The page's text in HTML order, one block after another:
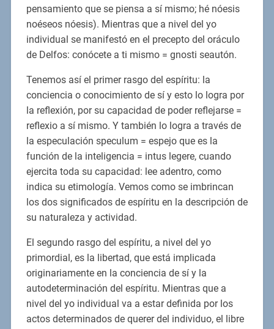
pensamiento que se piensa a sí mismo; hé nóesis
noéseos nóesis). Mientras que a nivel del yo
individual se manifestó en el precepto del oráculo
de Delfos: conócete a ti mismo = gnosti seautón.
Tenemos así el primer rasgo del espíritu: la
conciencia o conocimiento de sí y esto lo logra por
la reflexión, por su capacidad de poder reflejarse =
reflexio a sí mismo. Y también lo logra a través de
la especulación speculum = espejo que es la
función de la inteligencia = intus legere, cuando
ejercita toda su capacidad: lee adentro, como
indica su etimología. Vemos como se imbrincan
los dos significados de espíritu en la descripción de
su naturaleza y actividad.
El segundo rasgo del espíritu, a nivel del yo
primordial, es la libertad, que está implicada
originariamente en la conciencia de sí y la
autodeterminación del espíritu. Mientras que a
nivel del yo individual va a estar definida por los
actos determinados de querer del individuo, el libre